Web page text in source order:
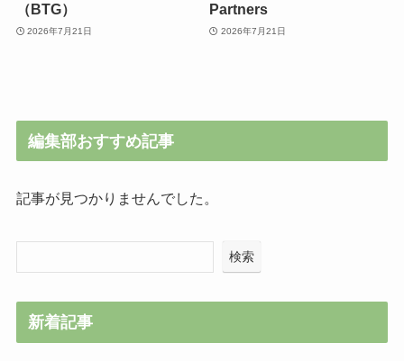
（BTG）
2026年7月21日
Partners
2026年7月21日
編集部おすすめ記事
記事が見つかりませんでした。
検索
新着記事